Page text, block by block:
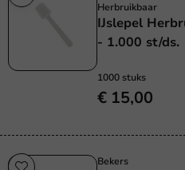
Herbruikbaar
IJslepel
- 1.000 st/ds.
1000 stuks
€ 15,00
Bekers